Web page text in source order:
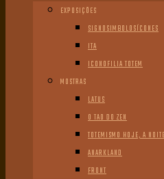
EXPOSIÇÕES
SIGNOSIMBOLOSÍCONES
ITA
ICONOFILIA TOTEM
MOSTRAS
LATUS
O TAO DO ZEN
TOTEMISMO HOJE, A NOITE
ANARKLAND
FRONT